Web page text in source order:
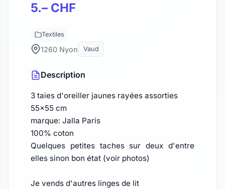
5.– CHF
Textiles
1260 Nyon Vaud
Description
3 taies d'oreiller jaunes rayées assorties
55x55 cm
marque: Jalla Paris
100% coton
Quelques petites taches sur deux d'entre
elles sinon bon état (voir photos)
Je vends d'autres linges de lit